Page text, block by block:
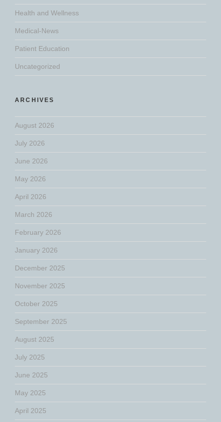
Health and Wellness
Medical-News
Patient Education
Uncategorized
ARCHIVES
August 2026
July 2026
June 2026
May 2026
April 2026
March 2026
February 2026
January 2026
December 2025
November 2025
October 2025
September 2025
August 2025
July 2025
June 2025
May 2025
April 2025